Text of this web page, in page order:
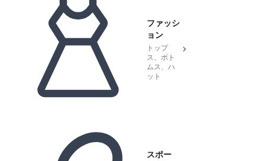
ファッシ
ョン
トップ
ス、ボト
ムス、ハ
ット
スポー